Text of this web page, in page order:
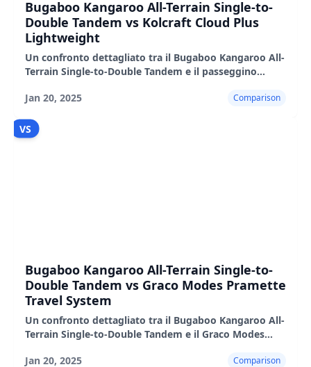
Bugaboo Kangaroo All-Terrain Single-to-
Double Tandem vs Kolcraft Cloud Plus
Lightweight
Un confronto dettagliato tra il Bugaboo Kangaroo All-
Terrain Single-to-Double Tandem e il passeggino
caratteristiche.
Jan 20, 2025 Comparison
VS
Bugaboo Kangaroo All-Terrain Single-to-
Double Tandem vs Graco Modes Pramette
Travel System
Un confronto dettagliato tra il Bugaboo Kangaroo All-
Terrain Single-to-Double Tandem e il Graco Modes
caratteristiche,
Jan 20, 2025 Comparison